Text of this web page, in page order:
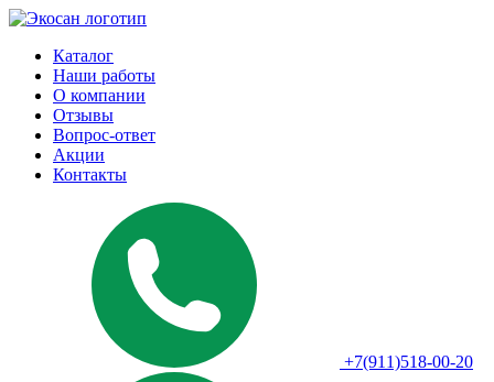
Каталог
Наши работы
О компании
Отзывы
Вопрос-ответ
Акции
Контакты
+7(911)518-00-20